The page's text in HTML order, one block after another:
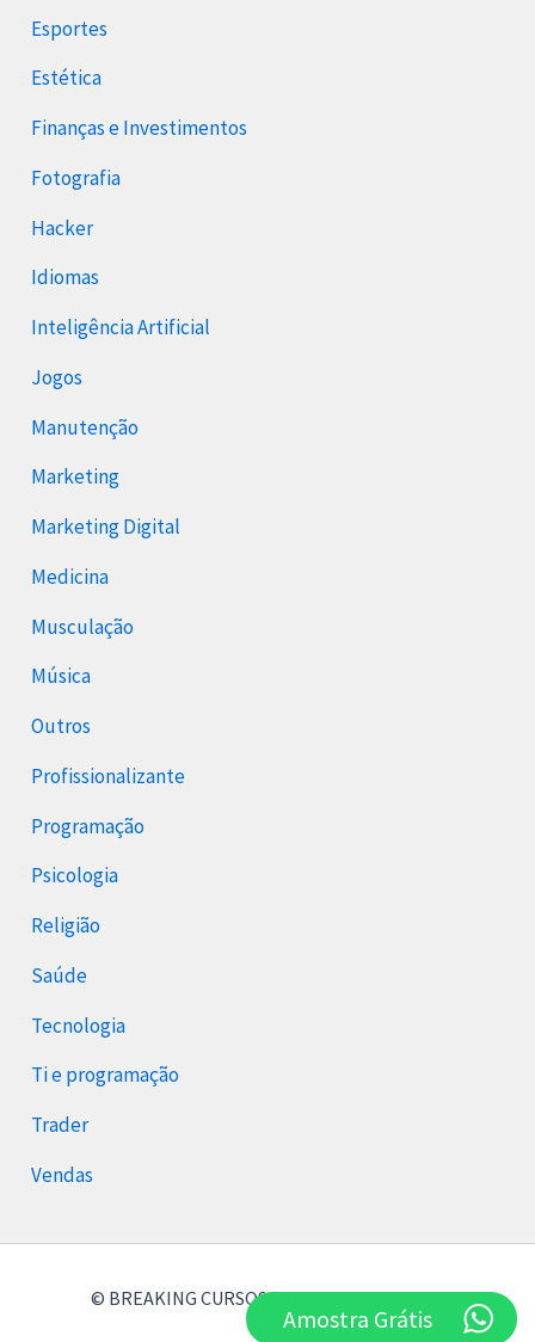
Esportes
Estética
Finanças e Investimentos
Fotografia
Hacker
Idiomas
Inteligência Artificial
Jogos
Manutenção
Marketing
Marketing Digital
Medicina
Musculação
Música
Outros
Profissionalizante
Programação
Psicologia
Religião
Saúde
Tecnologia
Ti e programação
Trader
Vendas
© BREAKING CURSOS 2026 Breaking Cursos
Amostra Grátis